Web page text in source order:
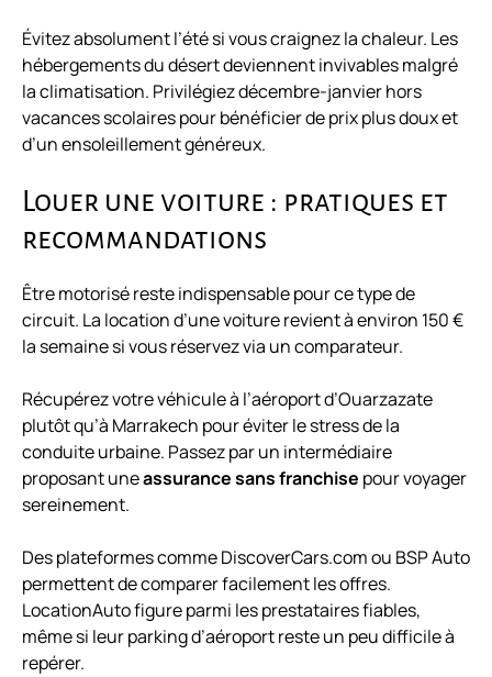
Évitez absolument l’été si vous craignez la chaleur. Les
hébergements du désert deviennent invivables malgré
la climatisation. Privilégiez décembre-janvier hors
vacances scolaires pour bénéficier de prix plus doux et
d’un ensoleillement généreux.
Louer une voiture : pratiques et
recommandations
Être motorisé reste indispensable pour ce type de
circuit. La location d’une voiture revient à environ 150 €
la semaine si vous réservez via un comparateur.
Récupérez votre véhicule à l’aéroport d’Ouarzazate
plutôt qu’à Marrakech pour éviter le stress de la
conduite urbaine. Passez par un intermédiaire
proposant uneassurance sans franchise pour voyager
sereinement.
Des plateformes comme DiscoverCars.com ou BSP Auto
permettent de comparer facilement les offres.
LocationAuto figure parmi les prestataires fiables,
même si leur parking d’aéroport reste un peu difficile à
repérer.